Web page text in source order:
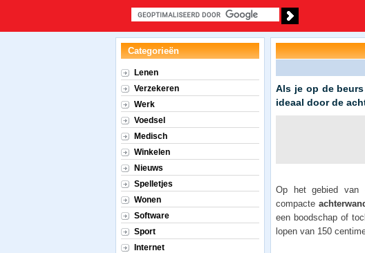
Als je op de
ideaal door de
Op het gebied van
compacte
een boodschap of
lopen van 150
Categorieën
Lenen
Verzekeren
Werk
Voedsel
Medisch
Winkelen
Nieuws
Spelletjes
Wonen
Software
Sport
Internet